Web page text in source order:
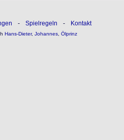
- Spielregeln - Kontakt
Hans-Dieter, Johannes, Ölprinz